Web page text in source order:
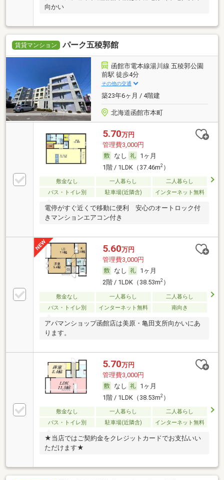
向かい
賃貸マンション パーク五稜郭館
函館市電本線湯川線 五稜郭公園
前駅 徒歩4分
その他の交通
築23年6ヶ月 / 4階建
北海道函館市本町
5.70万円
管理費3,000円
なし
1ヶ月
1階 / 1LDK（37.46m2）
敷金なし 一人暮らし
二人暮らし
バス・トイレ別
駐車場(近隣含) インターネット無料
電停がすぐ近くで移動に便利 安心のオートロック付
きマンションエアコン付き
5.60万円
管理費3,000円
なし
1ヶ月
2階 / 1LDK（38.53m2）
敷金なし 一人暮らし
二人暮らし
バス・トイレ別
インターネット無料 南向き
アパマンショップ函館店は美原・亀田支所向かいにあ
ります。
5.70万円
管理費3,000円
なし
1ヶ月
1階 / 1LDK（38.53m2）
敷金なし 一人暮らし
二人暮らし
バス・トイレ別
駐車場(近隣含) インターネット無料
★当店ではご契約金をクレジットカードでお支払いい
ただけます★